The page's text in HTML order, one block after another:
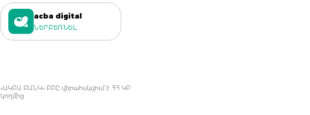
acba digital
ՆԵՐԲԵՌՆԵԼ
«ԱԿԲԱ ԲԱՆԿ» ԲԲԸ վերահսկվում է ՀՀ ԿԲ
կողմից